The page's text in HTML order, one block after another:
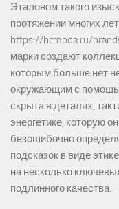
Эталоном такого
протяжении многих
https://hcmoda.ru/
марки создают
которым больше нет
окружающим с
скрыта в деталях,
энергетике, которую
безошибочно
подсказок в виде
на несколько
подлинного качества.